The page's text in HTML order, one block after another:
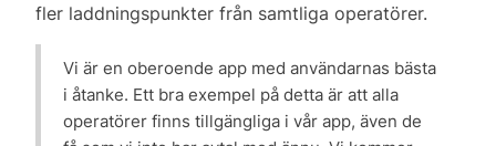
fler laddningspunkter från samtliga operatörer.
Vi är en oberoende app med användarnas bästa
i åtanke. Ett bra exempel på detta är att alla
operatörer finns tillgängliga i vår app, även de